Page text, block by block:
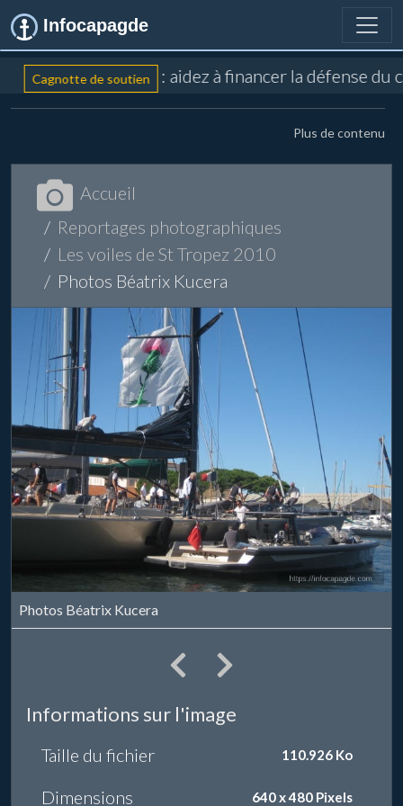
Infocapagde
Cagnotte de soutien : aidez à financer la défense
Plus de contenu
Accueil
Reportages photographiques
Les voiles de St Tropez 2010
Photos Béatrix Kucera
Photos Béatrix Kucera
Informations sur l'image
Taille du fichier 110.926 Ko
Dimensions 640 x 480 Pixels